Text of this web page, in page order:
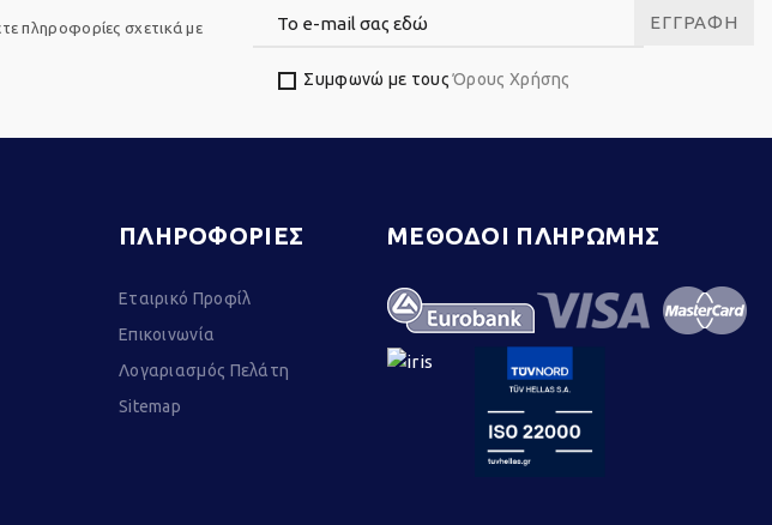
πληροφορίες σχετικά με
ΕΓΓΡΑΦΉ
Συμφωνώ με τουςΌρους Χρήσης
ΠΛΗΡΟΦΟΡΙΕΣ
Εταιρικό Προφίλ
Επικοινωνία
Λογαριασμός Πελάτη
Sitemap
ΜΕΘΟΔΟΙ ΠΛΗΡΩΜΗΣ